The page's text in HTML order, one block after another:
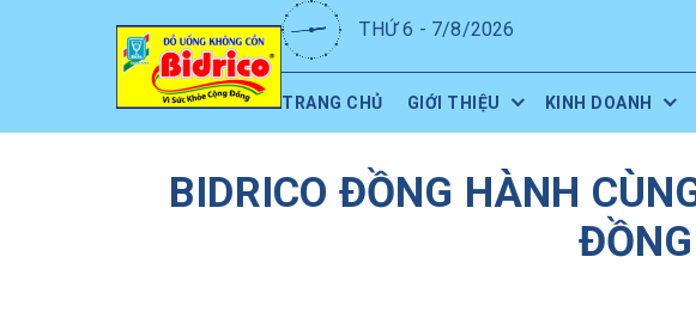
TRANG CHỦ GIỚI THIỆU KINH DOANH
THỨ 6 - 7/8/2026
BIDRICO ĐỒNG HÀNH